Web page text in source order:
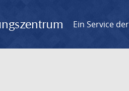
Ein Service